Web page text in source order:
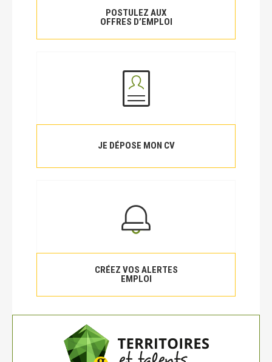
POSTULEZ AUX
OFFRES D’EMPLOI
JE DÉPOSE MON CV
CRÉEZ VOS ALERTES
EMPLOI